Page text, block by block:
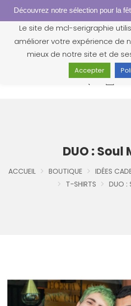
Découvrez notre sélection pour la
0
DUO : Soul
ACCUEIL BOUTIQUE IDÉES
T-SHIRTS
DUO :
Gestion des
Le site de mcl-serigraphie
améliorer votre expérience de
mieux de notre site et de
Accepter